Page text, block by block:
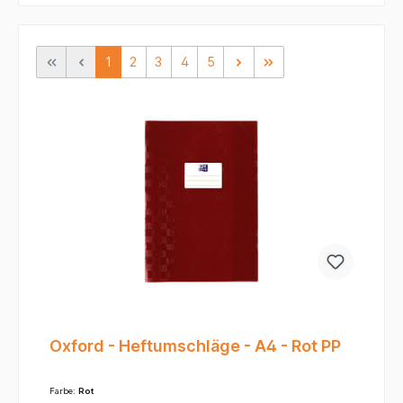
1 2 3 4 5
Oxford - Heftumschläge - A4 - Rot PP
Farbe: Rot